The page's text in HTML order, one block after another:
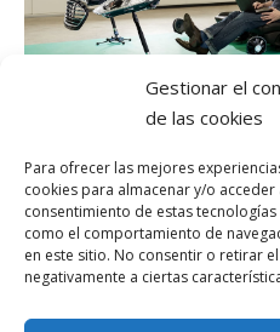
Gestionar el
de las cookies
Para ofrecer las mejores
cookies para almacenar y/o
consentimiento de estas
como el comportamiento de
en este sitio. No consentir o retirar
negativamente a ciertas
WEB CREADA POR
Aviso Legal /Política de